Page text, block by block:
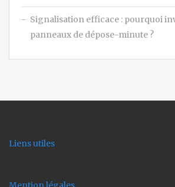
Signalisation efficace : pourquoi
panneaux de dépose-minute ?
Liens utiles